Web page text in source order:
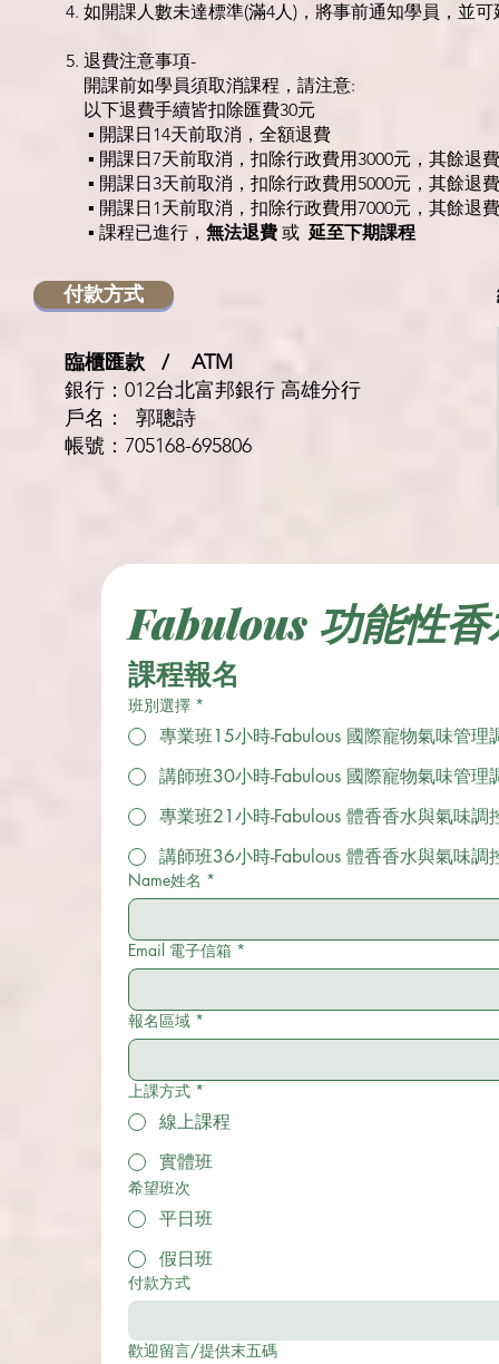
4. 如開課人數未達標準(滿4人)，將事前通知學員，並
5. 退費注意事項-
開課前如學員須取消課程，請注意:
以下退費手續皆扣除匯費30元
▪️ 開課日14天前取消，全額退費
▪️ 開課日7天前取消，扣除行政費用3000元，其餘退費
▪️ 開課日3天前取消，扣除行政費用5000元，其餘退費
▪️ 開課日1天前取消，扣除行政費用7000元，其餘退費
▪ 課程已進行， 無法退費 或 延至下期課程
付款方式
臨櫃匯款 / ATM
銀行：012台北富邦銀行 高雄分行
戶名： 郭聰詩
帳號：705168-695806
Fabulous 功能性
課程報名
班別選擇 *
專業班15小時-Fabulous 國際寵物氣味管理
講師班30小時-Fabulous 國際寵物氣味管理
專業班21小時-Fabulous 體香香水與氣味調
講師班36小時-Fabulous 體香香水與氣味調
Name姓名 *
Email 電子信箱 *
報名區域 *
上課方式 *
線上課程
實體班
希望班次
平日班
假日班
付款方式
歡迎留言/提供末五碼